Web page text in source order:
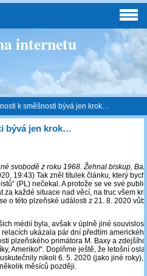
internetu
k směšnosti bývá jen krok…
bývá jen krok…
svobodě z roku 1968. Žehnal biskup,
19:43) Tak zněl titulek článku, který
(PL) nečekal. A protože se ve své
za každé situace nad věcí, na truc všem
o této plzeňské události z 21. 8. 2020
médií byla, avšak v úplně jiné
ukázala pár dní předtím
plzeňského primátora M. Baxy a
Ameriko!“. Doplňme ještě, že letošní
nikoli 6. 5. 2020 (jako jiné roky),
měsíců později.